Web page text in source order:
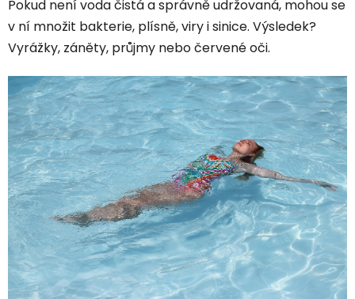
Pokud není voda čistá a správně udržovaná, mohou se
v ní množit bakterie, plísně, viry i sinice. Výsledek?
Vyrážky, záněty, průjmy nebo červené oči.